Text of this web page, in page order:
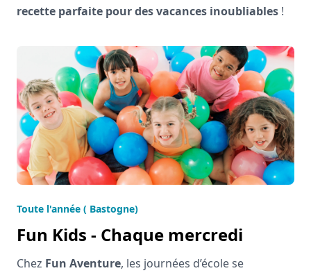
recette parfaite pour des vacances inoubliables !
Toute l'année ( Bastogne)
Fun Kids - Chaque mercredi
Chez Fun Aventure, les journées d’école se